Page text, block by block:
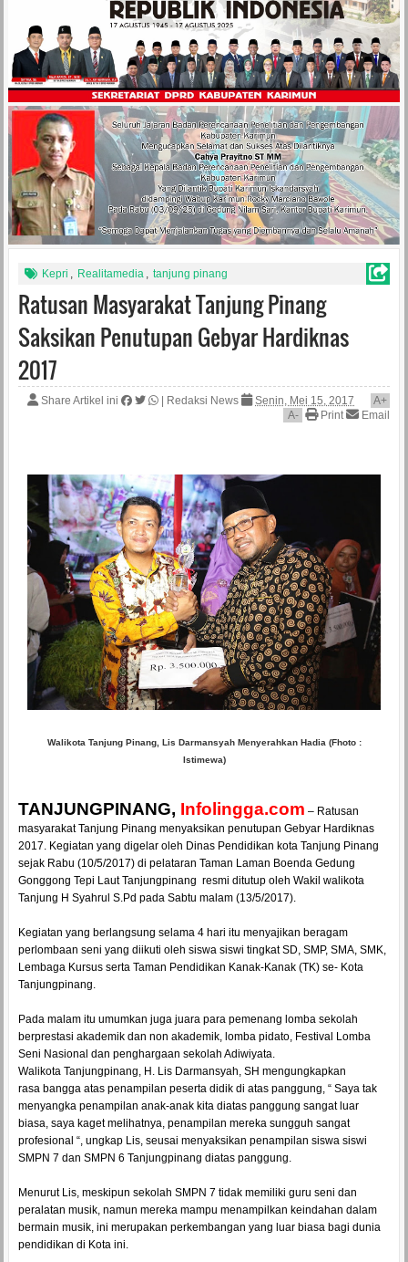
Kepri , Realitamedia , tanjung pinang
Ratusan Masyarakat Tanjung Pinang
Saksikan Penutupan Gebyar Hardiknas
2017
Share Artikel ini Redaksi News Senin, Mei 15, 2017 A+
A- Print Email
Walikota Tanjung Pinang, Lis Darmansyah Menyerahkan Hadia (Fhoto :
Istimewa)
TANJUNGPINANG, Infolingga.com – Ratusan
masyarakat Tanjung Pinang menyaksikan penutupan Gebyar Hardiknas
2017. Kegiatan yang digelar oleh Dinas Pendidikan kota Tanjung Pinang
sejak Rabu (10/5/2017) di pelataran Taman Laman Boenda Gedung
Gonggong Tepi Laut Tanjungpinang resmi ditutup oleh Wakil walikota
Tanjung H Syahrul S.Pd pada Sabtu malam (13/5/2017).
Kegiatan yang berlangsung selama 4 hari itu menyajikan beragam
perlombaan seni yang diikuti oleh siswa siswi tingkat SD, SMP, SMA, SMK,
Lembaga Kursus serta Taman Pendidikan Kanak-Kanak (TK) se- Kota
Tanjungpinang.
Pada malam itu umumkan juga juara para pemenang lomba sekolah
berprestasi akademik dan non akademik, lomba pidato, Festival Lomba
Seni Nasional dan penghargaan sekolah Adiwiyata.
Walikota Tanjungpinang, H. Lis Darmansyah, SH mengungkapkan
rasa bangga atas penampilan peserta didik di atas panggung, “ Saya tak
menyangka penampilan anak-anak kita diatas panggung sangat luar
biasa, saya kaget melihatnya, penampilan mereka sungguh sangat
profesional “, ungkap Lis, seusai menyaksikan penampilan siswa siswi
SMPN 7 dan SMPN 6 Tanjungpinang diatas panggung.
Menurut Lis, meskipun sekolah SMPN 7 tidak memiliki guru seni dan
peralatan musik, namun mereka mampu menampilkan keindahan dalam
bermain musik, ini merupakan perkembangan yang luar biasa bagi dunia
pendidikan di Kota ini.